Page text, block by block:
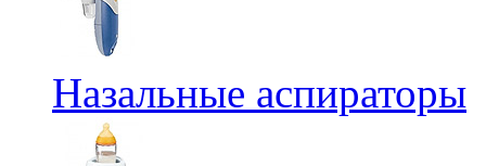
Назальные аспираторы